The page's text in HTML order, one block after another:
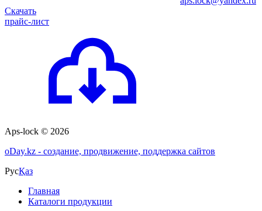
Скачать
прайс-лист
Aps-lock © 2026
oDay.kz - создание, продвижение, поддержка сайтов
РусҚаз
Главная
Каталоги продукции